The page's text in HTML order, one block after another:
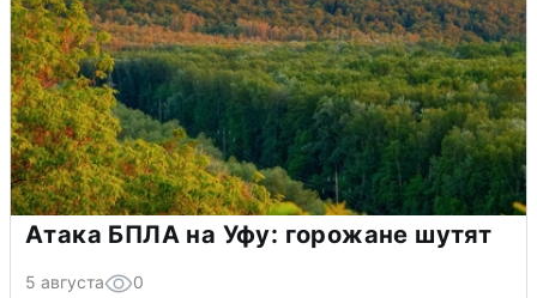
Атака БПЛА на Уфу: горожане шутят
5 августа 0